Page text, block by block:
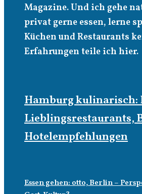
Magazine. Und ich gehe
privat gerne essen, lerne
Küchen und Restaurants
Erfahrungen teile ich hier.
Hamburg kulinarisch:
Lieblingsrestaurants,
Hotelempfehlungen
Essen gehen: otto, Berlin –